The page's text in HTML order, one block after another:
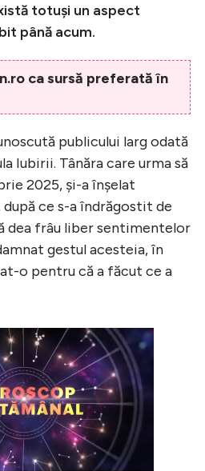
totuși un aspect
până acum.
ca sursă preferată în
publicului larg odată
Iubirii. Tânăra care urma să
2025, și-a înșelat
ce s-a îndrăgostit de
dea frâu liber sentimentelor
gestul acesteia, în
o pentru că a făcut ce a